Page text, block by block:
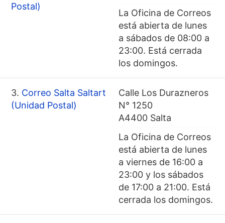
Postal)
La Oficina de Correos
está abierta de lunes
a sábados de 08:00 a
23:00. Está cerrada
los domingos.
3. Correo Salta Saltart
(Unidad Postal)
Calle Los Durazneros
N° 1250
A4400 Salta
La Oficina de Correos
está abierta de lunes
a viernes de 16:00 a
23:00 y los sábados
de 17:00 a 21:00. Está
cerrada los domingos.